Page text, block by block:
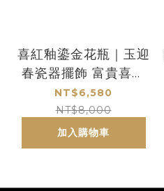
喜紅釉鎏金花瓶｜玉迎
春瓷器擺飾 富貴喜氣
開運送禮首選
NT$6,580
NT$8,000
加入購物車